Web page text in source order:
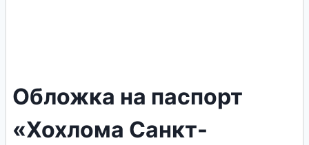
Обложка на паспорт
«Хохлома Санкт-